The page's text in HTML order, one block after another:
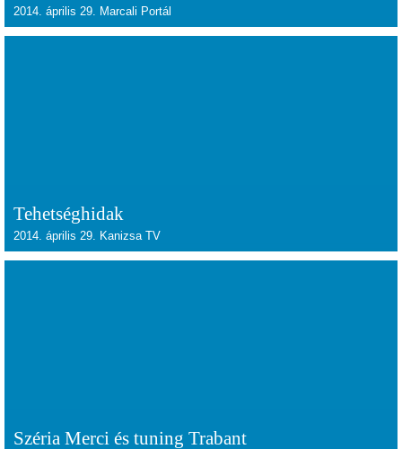
2014. április 29. Marcali Portál
Tehetséghidak
2014. április 29. Kanizsa TV
Széria Merci és tuning Trabant